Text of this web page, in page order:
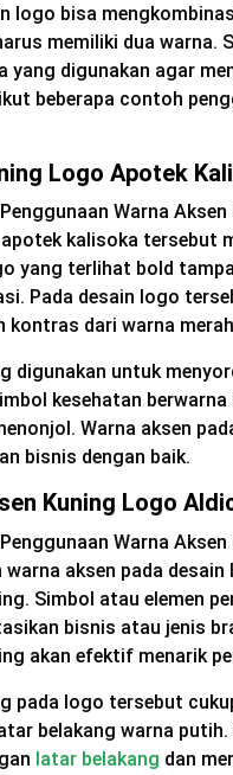
logo bisa
memiliki dua warna.
yang digunakan agar
beberapa contoh
Logo Apotek
kalisoka tersebut
yang terlihat bold
Pada desain logo
kontras dari warna
digunakan untuk
kesehatan
Warna aksen
bisnis dengan baik.
Kuning Logo
warna aksen pada
Simbol atau elemen
bisnis atau jenis
akan efektif menarik
pada logo tersebut
belakang warna
latar belakang dan